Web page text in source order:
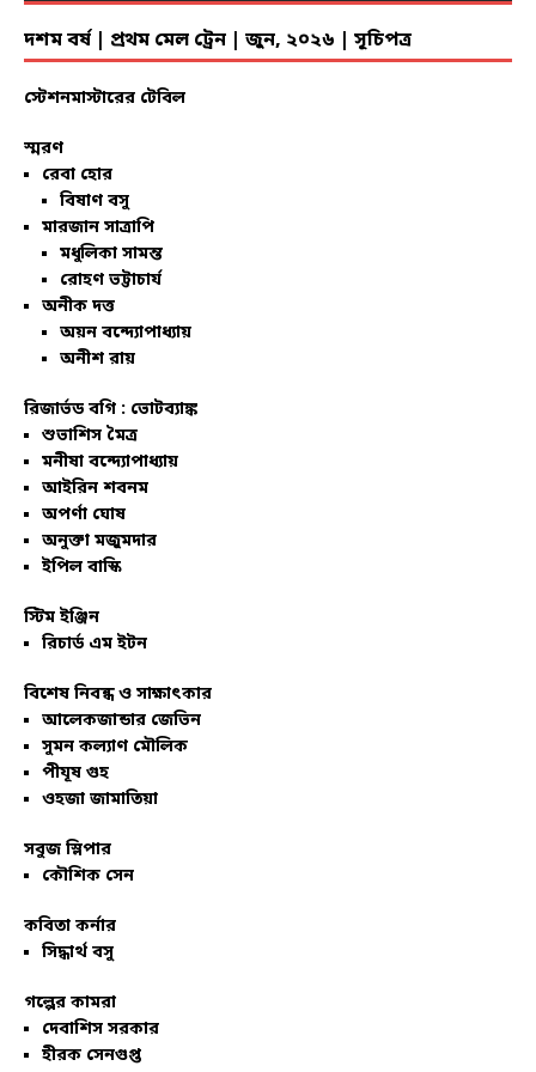
দশম বর্ষ | প্রথম মেল ট্রেন | জুন, ২০২৬ | সূচিপত্র
স্টেশনমাস্টারের টেবিল
স্মরণ
রেবা হোর
বিষাণ বসু
মারজান সাত্রাপি
মধুলিকা সামন্ত
রোহণ ভট্টাচার্য
অনীক দত্ত
অয়ন বন্দ্যোপাধ্যায়
অনীশ রায়
রিজার্ভড বগি : ভোটব্যাঙ্ক
শুভাশিস মৈত্র
মনীষা বন্দ্যোপাধ্যায়
আইরিন শবনম
অপর্ণা ঘোষ
অনুক্তা মজুমদার
ইপিল বাস্কি
স্টিম ইঞ্জিন
রিচার্ড এম ইটন
বিশেষ নিবন্ধ ও সাক্ষাৎকার
আলেকজান্ডার জেভিন
সুমন কল্যাণ মৌলিক
পীযূষ গুহ
ওহজা জামাতিয়া
সবুজ স্লিপার
কৌশিক সেন
কবিতা কর্নার
সিদ্ধার্থ বসু
গল্পের কামরা
দেবাশিস সরকার
হীরক সেনগুপ্ত